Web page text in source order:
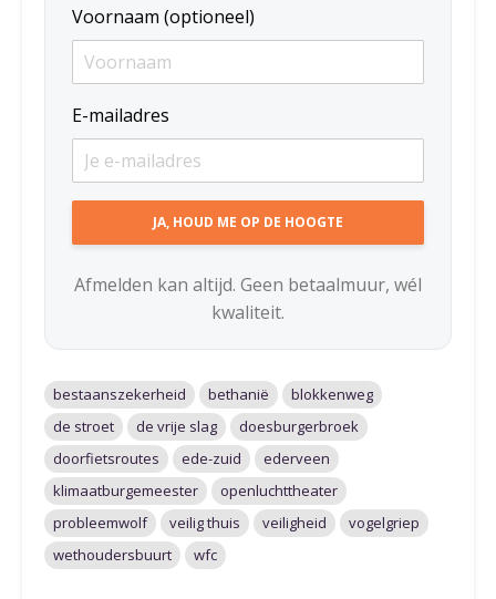
Voornaam (optioneel)
E-mailadres
Afmelden kan altijd. Geen betaalmuur, wél
kwaliteit.
bestaanszekerheid bethanië
blokkenweg
de stroet
de vrije slag
doesburgerbroek
doorfietsroutes
ede-zuid
ederveen
klimaatburgemeester
openluchttheater
probleemwolf
veilig thuis veiligheid
vogelgriep
wethoudersbuurt
wfc